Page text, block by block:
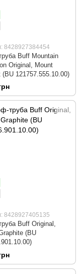
8428927384454
Buff Mountain
Original, Mount
(BU 121757.555.10.00)
8428927405135
Buff Original,
(BU